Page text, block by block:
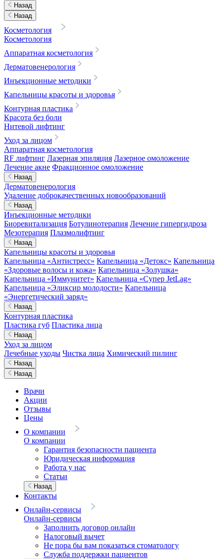
Назад
Назад
Косметология
Косметология
Аппаратная косметология
Дерматовенерология
Инъекционные методики
Капельницы красоты и здоровья
Контурная пластика
Красота без боли
Нитевой лифтинг
Уход за лицом
Аппаратная косметология
RF лифтинг Лазерная эпиляция Лазерное омоложение
Лечение акне Фракционное омоложение
Назад
Дерматовенерология
Удаление доброкачественных новообразований
Назад
Инъекционные методики
Биоревитализация Ботулинотерапия Лечение гипергидроза
Мезотерапия Плазмолифтинг
Назад
Капельницы красоты и здоровья
Капельница «Антистресс» Капельница «Детокс» Капельница
«Здоровые волосы и кожа» Капельница «Золушка»
Капельница «Иммунитет» Капельница «Супер JetLag»
Капельница «Эликсир молодости» Капельница
«Энергетический заряд»
Назад
Контурная пластика
Пластика губ Пластика лица
Назад
Уход за лицом
Лечебные уходы Чистка лица Химический пилинг
Назад
Назад
Врачи
Акции
Отзывы
Цены
О компании
О компании
Гарантия безопасности пациента
Юридическая информация
Работа у нас
Статьи
Назад
Контакты
Онлайн-сервисы
Онлайн-сервисы
Заполнить договор онлайн
Налоговый вычет
Не пора бы вам показаться стоматологу
Служба поддержки пациентов